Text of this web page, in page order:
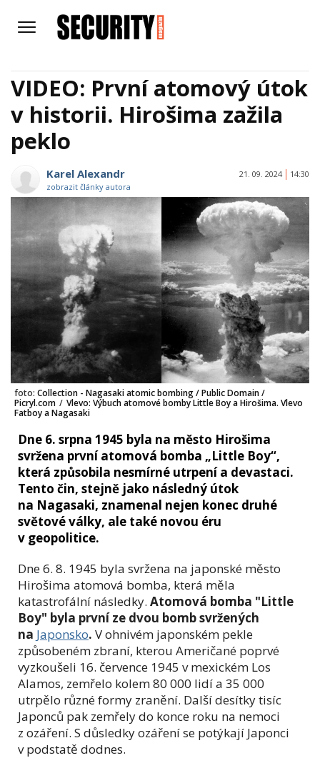
VIDEO: První atomový útok
v historii. Hirošima zažila
peklo
Karel Alexandr
zobrazit články autora
21. 09. 2024 14:30
foto: Collection - Nagasaki atomic bombing / Public Domain /
Picryl.com / Vlevo: Výbuch atomové bomby Little Boy a Hirošima. Vlevo
Fatboy a Nagasaki
Dne 6. srpna 1945 byla na město Hirošima
svržena první atomová bomba „Little Boy“,
která způsobila nesmírné utrpení a devastaci.
Tento čin, stejně jako následný útok
na Nagasaki, znamenal nejen konec druhé
světové války, ale také novou éru
v geopolitice.
Dne 6. 8. 1945 byla svržena na japonské město
Hirošima atomová bomba, která měla
katastrofální následky. Atomová bomba "Little
Boy" byla první ze dvou bomb svržených
na Japonsko. V ohnivém japonském pekle
způsobeném zbraní, kterou Američané poprvé
vyzkoušeli 16. července 1945 v mexickém Los
Alamos, zemřelo kolem 80 000 lidí a 35 000
utrpělo různé formy zranění. Další desítky tisíc
Japonců pak zemřely do konce roku na nemoci
z ozáření. S důsledky ozáření se potýkají Japonci
v podstatě dodnes.